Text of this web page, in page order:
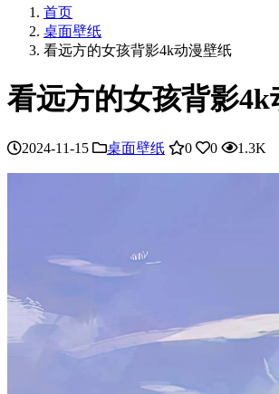
首页
桌面壁纸
看远方的女孩背影4k动漫壁纸
看远方的女孩背影4k
2024-11-15 桌面壁纸 0 0 1.3K